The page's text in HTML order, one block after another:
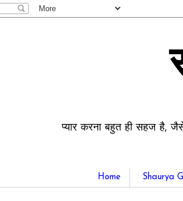
प्यार करना बहुत ही सहज है,
Home Shaurya